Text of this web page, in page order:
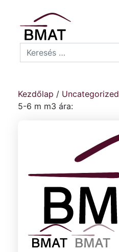
Search
Kezdőlap / Uncategorized
5-6 m m3 ára: